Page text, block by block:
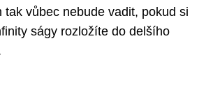
tak vůbec nebude vadit, pokud si
ságy rozložíte do delšího